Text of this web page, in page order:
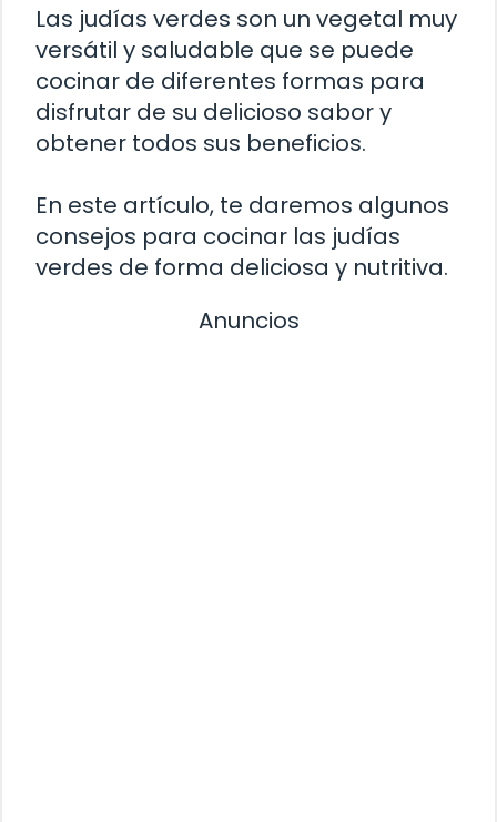
Las judías verdes son un vegetal muy
versátil y saludable que se puede
cocinar de diferentes formas para
disfrutar de su delicioso sabor y
obtener todos sus beneficios.
En este artículo, te daremos algunos
consejos para cocinar las judías
verdes de forma deliciosa y nutritiva.
Anuncios